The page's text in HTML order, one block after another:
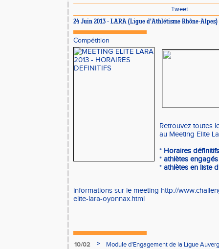
Tweet
24 Juin 2013 - LARA (Ligue d'Athlétisme Rhône-Alpes)
Compétition
Retrouvez toutes
au Meeting Elite
* Horaires définitifs
* athlètes engagés
* athlètes en liste
informations sur le meeting http://
elite-lara-oyonnax.html
10/02 >
Module d'Engagement de la Ligue